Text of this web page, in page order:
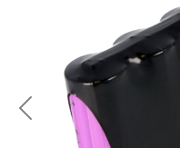
Previous